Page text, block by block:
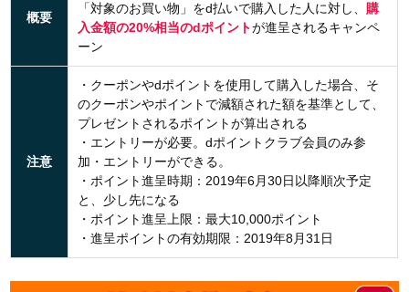
概要
「対象のお買い物」をd払いで購入した人に対し、購
入金額の20%相当のdポイントが進呈されるキャンペ
ーン
注意
・クーポンやdポイントを使用して購入した場合、そ
のクーポンやポイントで減額された額を基準として、
プレゼントされるポイントが算出される
・エントリーが必要。dポイントクラブ会員のみ参
加・エントリーができる。
・ポイント進呈時期：2019年6月30日以降順次予定
と、少し先になる
・ポイント進呈上限：最大10,000ポイント
・進呈ポイントの有効期限：2019年8月31日